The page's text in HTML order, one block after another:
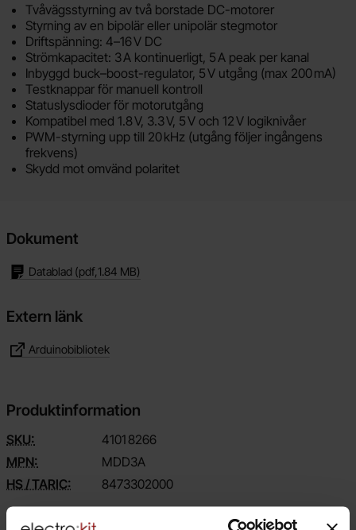
Tvåvägsstyrning av två borstade DC-motorer
Styrning av en bipolär eller unipolär stegmotor
Driftspänning: 4–16 V DC
Strömkapacitet: 3 A kontinuerligt, 5 A peak per kanal
Inbyggd buck–boost-regulator, 5 V utgång (max 200 mA)
Testknappar för manuell kontroll
Statuslysdioder för motorutgång
Kompatibel med 1.8 V, 3.3 V, 5 V och 12 V logiknivåer
PWM-styrning upp till 20 kHz (utgång följer ingångens
frekvens)
Skydd mot omvänd polaritet
Dokument
Datablad (pdf,1.84 MB)
Extern länk
Arduinobibliotek
Produktinformation
SKU: 4101 8266
MPN:
MDD3A
HS / TARIC:
8473302000